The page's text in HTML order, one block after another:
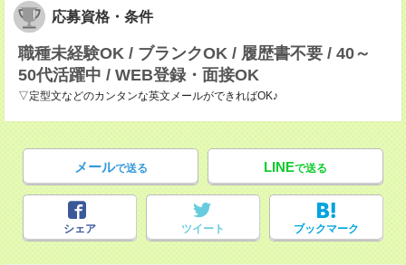
応募資格・条件
職種未経験OK / ブランクOK / 履歴書不要 / 40～
50代活躍中 / WEB登録・面接OK
▽定型文などのカンタンな英文メールができればOK♪
メールで送る LINEで送る
シェア ツイート ブックマーク